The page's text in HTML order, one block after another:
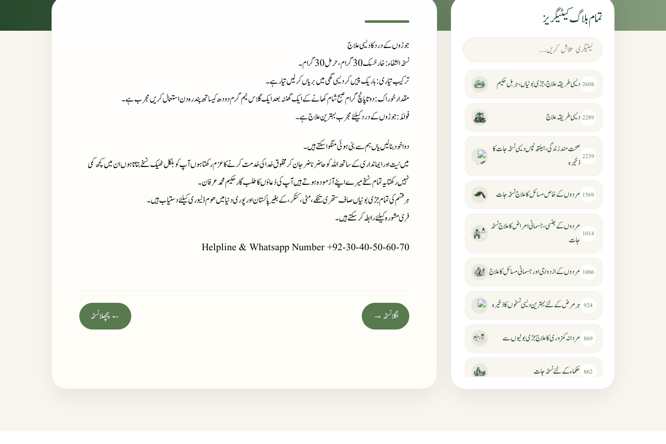
جوڑوں کے درد کا دیسی علاج
نسخہ الشفاء: خارخسک 30 گرام، حرمل 30 گرام۔
ترکیب تیاری: باریک پیس کر دیسی گھی میں بریاں کرلیں تیار ہے۔
مقدار خوراک: دوتا پانچ گرام صبح شام کھانے کے ایک گھنٹہ بعد ایک گلاس نیم گرم دودھ کیساتھ پندرہ دن استعمال کریں مجرب ہے۔
فوائد: جوڑوں کے درد کیلئے مجرب بہترین علاج ہے۔
دوا خود بنا لیں یاں ہم سے بنی ہوئی منگوا سکتے ہیں۔
میں نیت اور ایمانداری کے ساتھ اللہ کو حاضر ناضر جان کر مخلوق خدا کی خدمت کرنے کا عزم رکھتا ہوں آپ کو بلکل ٹھیک نسخے بتاتا ہوں ان میں کچھ کمی
نہیں رکھتا یہ تمام نسخے میرے اپنے آزمودہ ہوتے ہیں آپ کی دُعاؤں کا طلب گار حکیم محمد عرفان۔
ہر قسم کی تمام جڑی بوٹیاں صاف ستھری تنکے، مٹی، کنکر، کے بغیر پاکستان اور پوری دنیا میں ھوم ڈلیوری کیلئے دستیاب ہیں ۔
فری مشورہ کیلئے رابطہ کر سکتے ہیں۔
Helpline & Whatsapp Number +92-30-40-50-60-70
← پچھلا نسخہ اگلا نسخہ →
تمام بلاگ کیٹیگریز
2608 دیسی طریقہ علاج، جڑی بوٹیاں، ہربل حکیم
2289 دیسی طریقہ علاج
2239
صحت مند زندگی، ہیلتھ ٹپس دیسی نسخہ جات کا
ذخیرہ
1569 مردوں کے خاص مسائل کا علاج نسخہ جات
1014
مردوں کے جنسی، جسمانی امراض کا علاج نسخہ
جات
1006 مردوں کے ازدواجی اور جسمانی مسائل کا علاج
924 ہر مرض کے لئے بہترین دیسی نسخوں کا ذخیرہ
869 مردانہ کمزوری کا علاج جڑی بوٹیوں سے
862 حکماء کےلئے نسخہ جات